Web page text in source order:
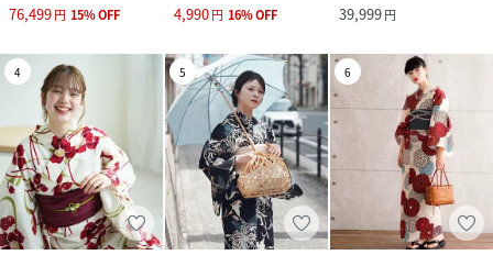
76,499円 15%OFF 4,990円 16%OFF 39,999円
4 5 6